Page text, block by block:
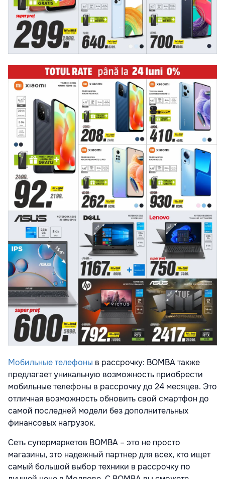
Мобильные телефоны в рассрочку: BOMBA также
предлагает уникальную возможность приобрести
мобильные телефоны в рассрочку до 24 месяцев. Это
отличная возможность обновить свой смартфон до
самой последней модели без дополнительных
финансовых нагрузок.
Сеть супермаркетов BOMBA – это не просто
магазины, это надежный партнер для всех, кто ищет
самый большой выбор техники в рассрочку по